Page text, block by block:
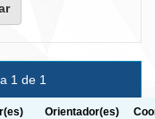
1 de 1
Orientador(es)